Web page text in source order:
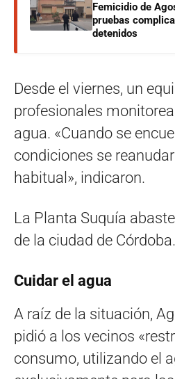
Femicidio de
pruebas
detenidos
Desde el viernes, un
profesionales
agua. «Cuando se
condiciones se
habitual», indicaron.
La Planta Suquía
de la ciudad de Córdoba.
Cuidar el agua
A raíz de la situación,
pidió a los vecinos
consumo, utilizando el